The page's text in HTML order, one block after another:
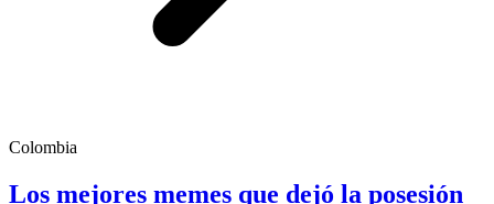
Colombia
Los mejores memes que dejó la posesión